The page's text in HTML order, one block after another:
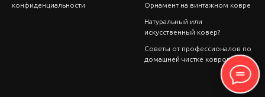
конфиденциальности
Орнамент на винтажном ковре
Натуральный или
искусственный ковер?
Советы от профессионалов по
домашней чистке ковров